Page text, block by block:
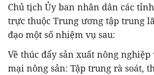
Chủ tịch Ủy ban nhân dân các
trực thuộc Trung ương tập trung
đạo một số nhiệm vụ sau:
Về thúc đẩy sản xuất nông
mại nông sản: Tập trung rà soát,